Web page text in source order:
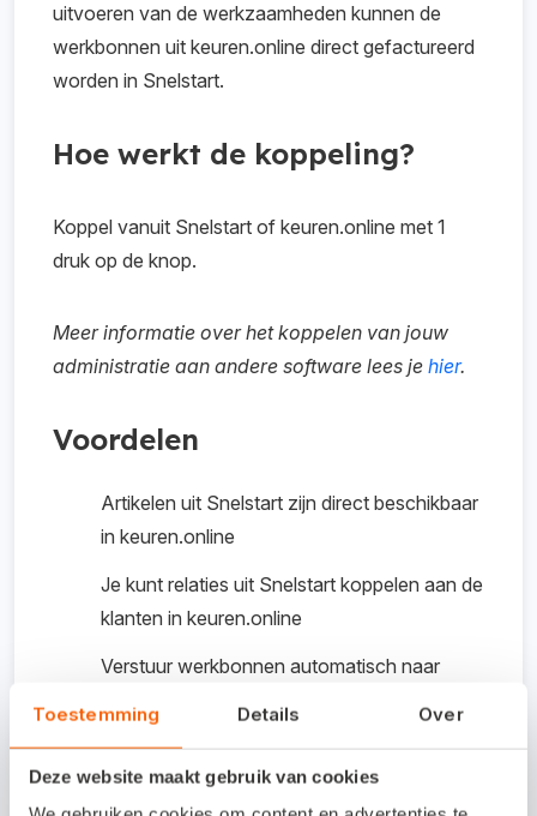
Toestemming Details Over
Deze website maakt gebruik van cookies
uitvoeren van de werkzaamheden kunnen de
werkbonnen uit keuren.online direct gefactureerd
worden in Snelstart.
Hoe werkt de koppeling?
Koppel vanuit Snelstart of keuren.online met 1
druk op de knop.
Meer informatie over het koppelen van jouw
administratie aan andere software lees je hier.
Voordelen
Artikelen uit Snelstart zijn direct beschikbaar
in keuren.online
Je kunt relaties uit Snelstart koppelen aan de
klanten in keuren.online
Verstuur werkbonnen automatisch naar
Keuren.online ondersteunt complexe
werkbonnen met werkzaamheden uit